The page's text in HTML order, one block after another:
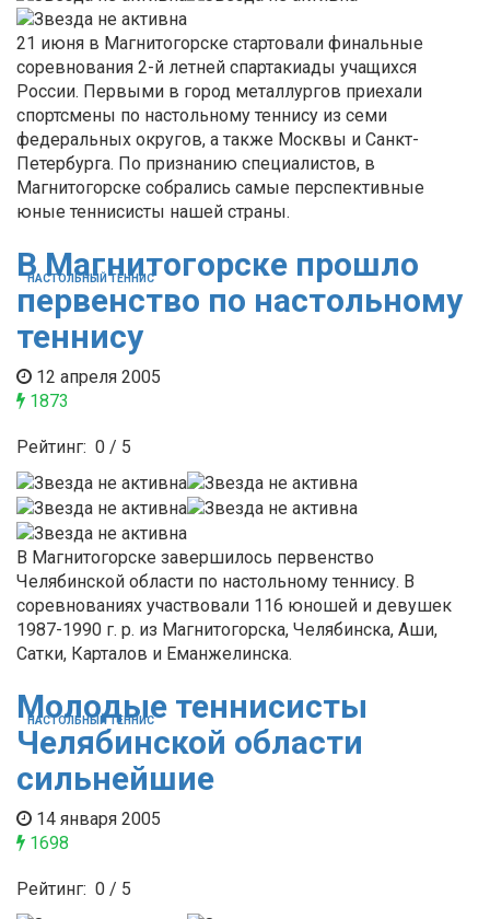
21 июня в Магнитогорске стартовали финальные
соревнования 2-й летней спартакиады учащихся
России. Первыми в город металлургов приехали
спортсмены по настольному теннису из семи
федеральных округов, а также Москвы и Санкт-
Петербурга. По признанию специалистов, в
Магнитогорске собрались самые перспективные
юные теннисисты нашей страны.
НАСТОЛЬНЫЙ ТЕННИС
В Магнитогорске прошло
первенство по настольному
теннису
12 апреля 2005
1873
Рейтинг: 0 / 5
В Магнитогорске завершилось первенство
Челябинской области по настольному теннису. В
соревнованиях участвовали 116 юношей и девушек
1987-1990 г. р. из Магнитогорска, Челябинска, Аши,
Сатки, Карталов и Еманжелинска.
НАСТОЛЬНЫЙ ТЕННИС
Молодые теннисисты
Челябинской области
сильнейшие
14 января 2005
1698
Рейтинг: 0 / 5